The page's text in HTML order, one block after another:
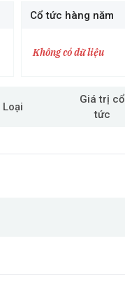
Cổ tức hàng năm
Không có dữ liệu
Loại
Giá trị cổ
tức